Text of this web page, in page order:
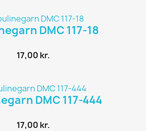
DMC 117-18
17,00 kr.
DMC 117-444
17,00 kr.